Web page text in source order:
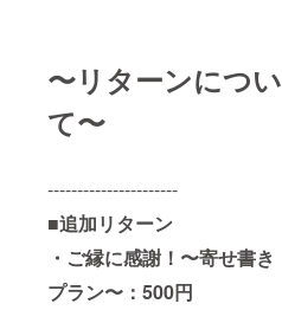
〜リターンについ
て〜
----------------------
■追加リターン
・ご縁に感謝！〜寄せ書き
プラン〜：500円